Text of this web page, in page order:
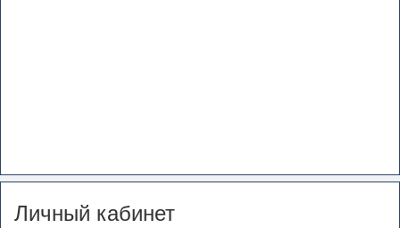
Личный кабинет